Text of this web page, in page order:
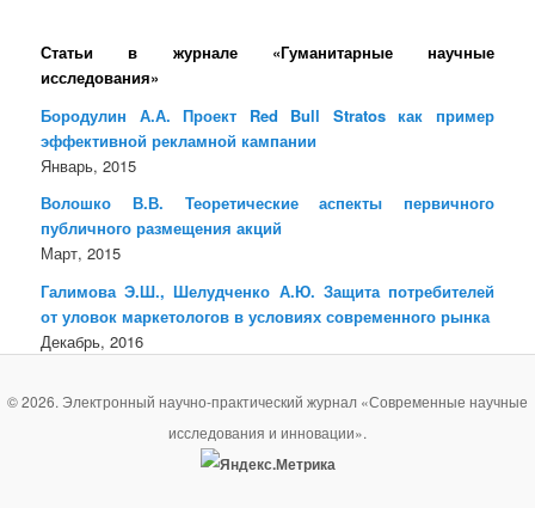
Статьи в журнале «Гуманитарные научные
исследования»
Бородулин А.А. Проект Red Bull Stratos как пример
эффективной рекламной кампании
Январь, 2015
Волошко В.В. Теоретические аспекты первичного
публичного размещения акций
Март, 2015
Галимова Э.Ш., Шелудченко А.Ю. Защита потребителей
от уловок маркетологов в условиях современного рынка
Декабрь, 2016
© 2026. Электронный научно-практический журнал «Современные научные
исследования и инновации».